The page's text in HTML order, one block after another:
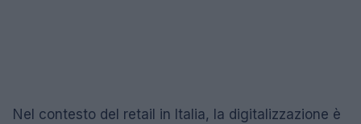
Nel contesto del retail in Italia, la digitalizzazione è